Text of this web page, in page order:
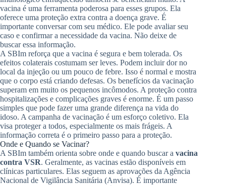
vacina é uma ferramenta poderosa para esses grupos. Ela
oferece uma proteção extra contra a doença grave. É
importante conversar com seu médico. Ele pode avaliar seu
caso e confirmar a necessidade da vacina. Não deixe de
buscar essa informação.
A SBIm reforça que a vacina é segura e bem tolerada. Os
efeitos colaterais costumam ser leves. Podem incluir dor no
local da injeção ou um pouco de febre. Isso é normal e mostra
que o corpo está criando defesas. Os benefícios da vacinação
superam em muito os pequenos incômodos. A proteção contra
hospitalizações e complicações graves é enorme. É um passo
simples que pode fazer uma grande diferença na vida do
idoso. A campanha de vacinação é um esforço coletivo. Ela
visa proteger a todos, especialmente os mais frágeis. A
informação correta é o primeiro passo para a proteção.
Onde e Quando se Vacinar?
A SBIm também orienta sobre onde e quando buscar a vacina
contra VSR. Geralmente, as vacinas estão disponíveis em
clínicas particulares. Elas seguem as aprovações da Agência
Nacional de Vigilância Sanitária (Anvisa). É importante